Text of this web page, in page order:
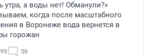
утра, а воды нет! Обманули?»
когда после масштабного
в Воронеже вода вернется в
горожан
56